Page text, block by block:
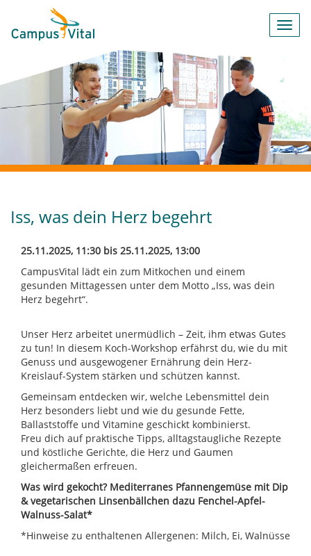
Iss, was dein Herz begehrt
25.11.2025, 11:30 bis 25.11.2025, 13:00
CampusVital lädt ein zum Mitkochen und einem
gesunden Mittagessen unter dem Motto „Iss, was dein
Herz begehrt“.
Unser Herz arbeitet unermüdlich – Zeit, ihm etwas Gutes
zu tun! In diesem Koch-Workshop erfährst du, wie du mit
Genuss und ausgewogener Ernährung dein Herz-
Kreislauf-System stärken und schützen kannst.
Gemeinsam entdecken wir, welche Lebensmittel dein
Herz besonders liebt und wie du gesunde Fette,
Ballaststoffe und Vitamine geschickt kombinierst.
Freu dich auf praktische Tipps, alltagstaugliche Rezepte
und köstliche Gerichte, die Herz und Gaumen
gleichermaßen erfreuen.
Was wird gekocht? Mediterranes Pfannengemüse mit Dip
& vegetarischen Linsenbällchen dazu Fenchel-Apfel-
Walnuss-Salat*
*Hinweise zu enthaltenen Allergenen: Milch, Ei, Walnüsse